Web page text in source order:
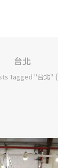
台北
Tagged "台北" (